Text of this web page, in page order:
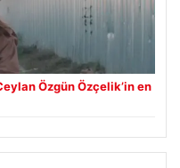
Özgün Özçelik’in en